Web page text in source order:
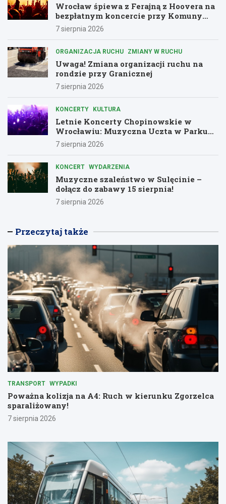
Wrocław śpiewa z Ferajną z Hoovera na
bezpłatnym koncercie przy Komuny
Paryskiej
7 sierpnia 2026
ORGANIZACJA RUCHU ZMIANY W RUCHU
Uwaga! Zmiana organizacji ruchu na
rondzie przy Granicznej
7 sierpnia 2026
KONCERTY KULTURA
Letnie Koncerty Chopinowskie w
Wrocławiu: Muzyczna Uczta w Parku
Południowym!
7 sierpnia 2026
KONCERT WYDARZENIA
Muzyczne szaleństwo w Sulęcinie –
dołącz do zabawy 15 sierpnia!
7 sierpnia 2026
Przeczytaj także
TRANSPORT WYPADKI
Poważna kolizja na A4: Ruch w kierunku Zgorzelca
sparaliżowany!
7 sierpnia 2026